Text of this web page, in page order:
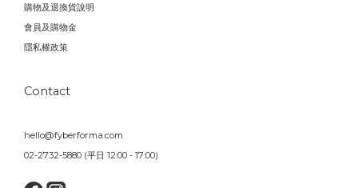
購物及退換貨說明
會員及購物金
隱私權政策
Contact
hello@fyberforma.com
02-2732-5880 (平日 12:00 - 17:00)